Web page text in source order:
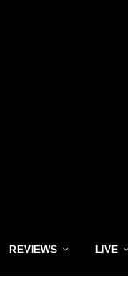
REVIEWS LIVE